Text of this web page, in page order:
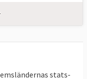
de beslut
slutsatser.
stats-